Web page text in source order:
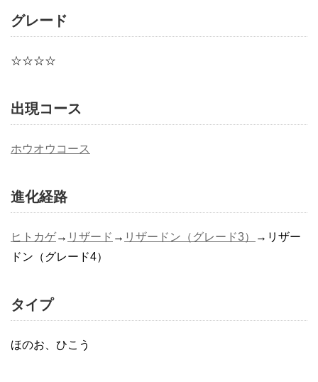
グレード
☆☆☆☆
出現コース
ホウオウコース
進化経路
ヒトカゲ→ リザード → リザードン（グレード3）
→リザー
ドン（グレード4）
タイプ
ほのお、ひこう